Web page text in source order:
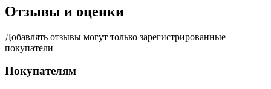
Отзывы и оценки
Добавлять отзывы могут только зарегистрированные
покупатели
Покупателям